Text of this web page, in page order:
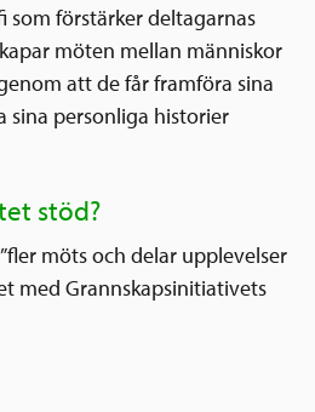
som förstärker deltagarnas
möten mellan människor
att de får framföra sina
personliga historier
stöd?
möts och delar upplevelser
med Grannskapsinitiativets